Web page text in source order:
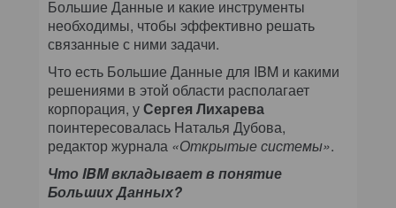
Большие Данные и какие инструменты
необходимы, чтобы эффективно решать
связанные с ними задачи.
Что есть Большие Данные для IBM и какими
решениями в этой области располагает
корпорация, уСергея Лихарева
поинтересовалась Наталья Дубова,
редактор журнала «Открытые системы».
Что IBM вкладывает в понятие
Больших Данных?